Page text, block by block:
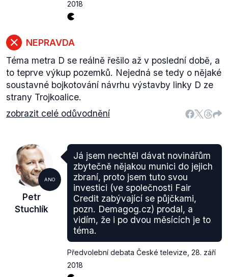
2018
NEPRAVDA
Téma metra D se reálně řešilo až v poslední době, a
to teprve výkup pozemků. Nejedná se tedy o nějaké
soustavné bojkotování návrhu výstavby linky D ze
strany Trojkoalice.
zobrazit celé odůvodnění
ANO
Petr
Stuchlík
Já jsem nechtěl dávat novinářům
zbytečně nějakou munici do jejich
zbraní, proto jsem tuto svou
investici (ve společnosti Fair
Credit zabývající se půjčkami,
pozn. Demagog.cz) prodal, a
vidím, že i po dvou měsících je to
téma.
Předvolební debata České televize 28. září
2018